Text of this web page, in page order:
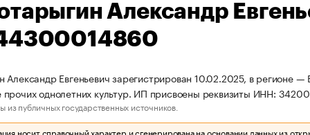
Александр
Евгеньевич зарегистрирован 10.02.2025, в регионе —
однолетних культур. ИП присвоены реквизиты ИНН:
из публичных государственных источников.
носит справочный характер и сгенерирована на основании данных из